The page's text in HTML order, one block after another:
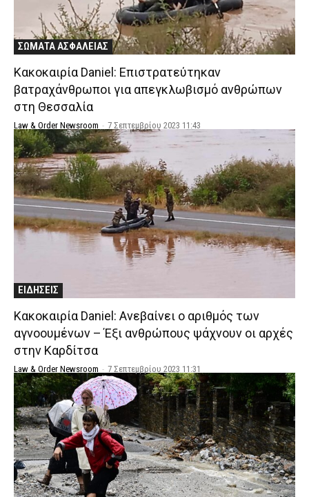
ΣΩΜΑΤΑ ΑΣΦΑΛΕΙΑΣ
Κακοκαιρία Daniel: Επιστρατεύτηκαν
βατραχάνθρωποι για απεγκλωβισμό ανθρώπων
στη Θεσσαλία
Law & Order Newsroom - 7 Σεπτεμβρίου 2023 11:43
ΕΙΔΗΣΕΙΣ
Κακοκαιρία Daniel: Ανεβαίνει ο αριθμός των
αγνοουμένων – Έξι ανθρώπους ψάχνουν οι αρχές
στην Καρδίτσα
Law & Order Newsroom - 7 Σεπτεμβρίου 2023 11:31